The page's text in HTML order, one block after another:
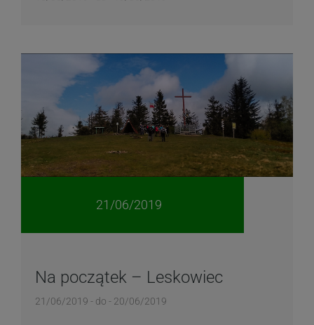
21/06/2019
Na początek – Leskowiec
21/06/2019 - do - 20/06/2019